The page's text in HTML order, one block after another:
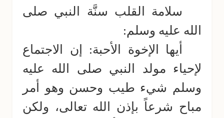
سلامة القلب سنَّة النبي صلى
الله عليه وسلم:
أيها الإخوة الأحبة: إن الاجتماع
لإحياء مولد النبي صلى الله عليه
وسلم شيء طيب وحسن وهو أمر
مباح شرعاً بإذن الله تعالى، ولكن